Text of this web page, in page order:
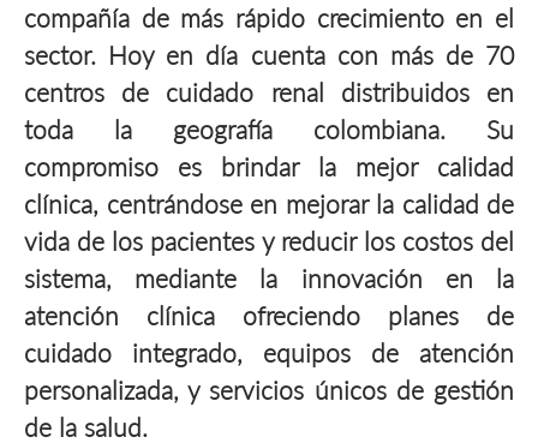
compañía de más rápido crecimiento en el
sector. Hoy en día cuenta con más de 70
centros de cuidado renal distribuidos en
toda la geografía colombiana. Su
compromiso es brindar la mejor calidad
clínica, centrándose en mejorar la calidad de
vida de los pacientes y reducir los costos del
sistema, mediante la innovación en la
atención clínica ofreciendo planes de
cuidado integrado, equipos de atención
personalizada, y servicios únicos de gestión
de la salud.